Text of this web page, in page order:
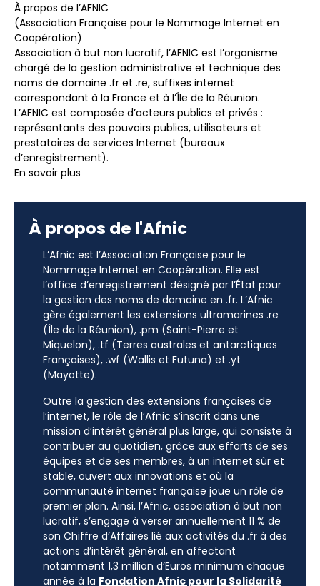
À propos de l’AFNIC
(Association Française pour le Nommage Internet en
Coopération)
Association à but non lucratif, l’AFNIC est l’organisme
chargé de la gestion administrative et technique des
noms de domaine .fr et .re, suffixes internet
correspondant à la France et à l’Île de la Réunion.
L’AFNIC est composée d’acteurs publics et privés :
représentants des pouvoirs publics, utilisateurs et
prestataires de services Internet (bureaux
d’enregistrement).
En savoir plus
À propos de l'Afnic
L’Afnic est l’Association Française pour le
Nommage Internet en Coopération. Elle est
l’office d’enregistrement désigné par l’État pour
la gestion des noms de domaine en .fr. L’Afnic
gère également les extensions ultramarines .re
(Île de la Réunion), .pm (Saint-Pierre et
Miquelon), .tf (Terres australes et antarctiques
Françaises), .wf (Wallis et Futuna) et .yt
(Mayotte).
Outre la gestion des extensions françaises de
l’internet, le rôle de l’Afnic s’inscrit dans une
mission d’intérêt général plus large, qui consiste à
contribuer au quotidien, grâce aux efforts de ses
équipes et de ses membres, à un internet sûr et
stable, ouvert aux innovations et où la
communauté internet française joue un rôle de
premier plan. Ainsi, l’Afnic, association à but non
lucratif, s’engage à verser annuellement 11 % de
son Chiffre d’Affaires lié aux activités du .fr à des
actions d’intérêt général, en affectant
notamment 1,3 million d’Euros minimum chaque
année à la Fondation Afnic pour la Solidarité